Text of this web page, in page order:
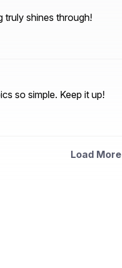
truly shines through!
so simple. Keep it up!
Load More